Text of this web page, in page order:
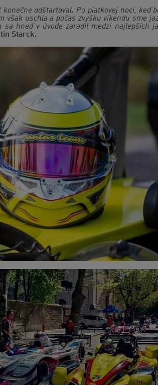
odštartoval. Po piatkovej noci, keď
však uschla a počas zvyšku víkendu sme
hneď v úvode zaradil medzi najlepších
Starck.